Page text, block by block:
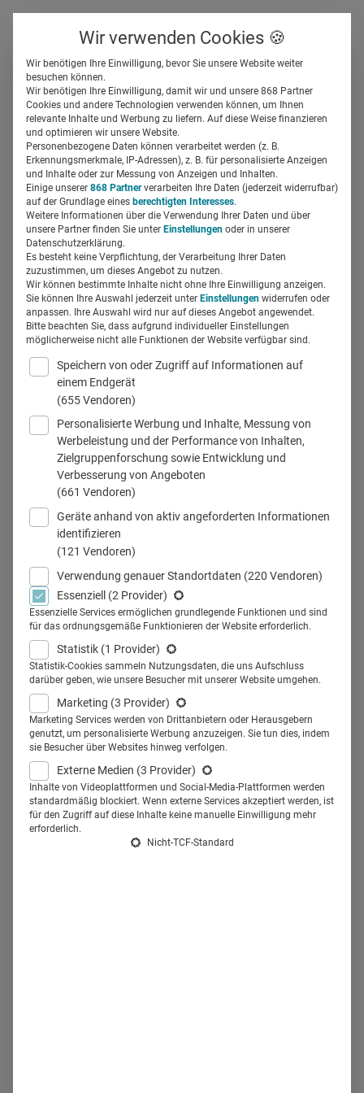
Gespeicherte Beiträge
Suchfeld
Suchen
Veterinäre wünschen sich
einen starken Außendienst
Regine Marxen09.03.20202 Min Lesezeit
tierarzt_klinik-Hund
Teilen
Eine Infas quo-Studie zeigt: Veterinäre werden digitaler,
wünschen sich aber einen starken Außendienst. Teil 2
unserer Mini-Serie über Needs und Touchpoints dieser
Zielgruppe.
Wie digital ticken Tierärzte?Dr. med. Martin Waitz,
Geschäftsführer vonvetproduction,
Wandel, aber in einem langsamen. "Die Tiermedizin steht
in SachenDigitalisierung
noch ziemlich am Anfang, in der
Humanmedizin und vielen anderen Ländern wie den USA
ist man deutlich weiter. Schon jetzt sind klassische
Vertreterbesuche in Arztpraxen aufgrund von Zeitmangel
häufig unerwünscht. Die Produktinformation wird nicht
mehr face to face bei der Tasse Kaffee vermittelt.
Stattdessen wird der Veterinär-Pharmareferent zukünftig
verstärkt digitale Medien nutzen und anbieten, um mit dem
Wir verwenden Cookies 🍪
Wir benötigen Ihre Einwilligung, bevor Sie unsere Website weiter
besuchen können.
Wir benötigen Ihre Einwilligung, damit wir und unsere 868 Partner
Cookies und andere Technologien verwenden können, um Ihnen
relevante Inhalte und Werbung zu liefern. Auf diese Weise finanzieren
und optimieren wir unsere Website.
Personenbezogene Daten können verarbeitet werden (z. B.
Erkennungsmerkmale, IP-Adressen), z. B. für personalisierte Anzeigen
und Inhalte oder zur Messung von Anzeigen und Inhalten.
Einige unserer 868 Partnerverarbeiten Ihre Daten (jederzeit widerrufbar)
auf der Grundlage eines berechtigten Interesses.
Weitere Informationen über die Verwendung Ihrer Daten und über
unsere Partner finden Sie unter Einstellungen oder in unserer
Datenschutzerklärung.
Es besteht keine Verpflichtung, der Verarbeitung Ihrer Daten
zuzustimmen, um dieses Angebot zu nutzen.
Wir können bestimmte Inhalte nicht ohne Ihre Einwilligung anzeigen.
Sie können Ihre Auswahl jederzeit unter Einstellungen widerrufen oder
anpassen. Ihre Auswahl wird nur auf dieses Angebot angewendet.
Bitte beachten Sie, dass aufgrund individueller Einstellungen
möglicherweise nicht alle Funktionen der Website verfügbar sind.
Speichern von oder Zugriff auf Informationen auf
einem Endgerät
(655 Vendoren)
Personalisierte Werbung und Inhalte, Messung von
Werbeleistung und der Performance von Inhalten,
Zielgruppenforschung sowie Entwicklung und
Verbesserung von Angeboten
(661 Vendoren)
Geräte anhand von aktiv angeforderten Informationen
identifizieren
(121 Vendoren)
Verwendung genauer Standortdaten (220 Vendoren)
Essenziell
(2 Provider)
Essenzielle Services ermöglichen grundlegende Funktionen und sind
für das ordnungsgemäße Funktionieren der Website erforderlich.
Statistik (1 Provider)
Statistik-Cookies sammeln Nutzungsdaten, die uns Aufschluss
darüber geben, wie unsere Besucher mit unserer Website umgehen.
Marketing (3 Provider)
Marketing Services werden von Drittanbietern oder Herausgebern
genutzt, um personalisierte Werbung anzuzeigen. Sie tun dies, indem
sie Besucher über Websites hinweg verfolgen.
Externe Medien (3 Provider)
Inhalte von Videoplattformen und Social-Media-Plattformen werden
standardmäßig blockiert. Wenn externe Services akzeptiert werden, ist
für den Zugriff auf diese Inhalte keine manuelle Einwilligung mehr
erforderlich.
Nicht-TCF-Standard